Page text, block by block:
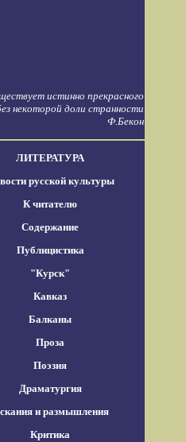
истинно прекрасного
некоторой доли странности
Ф.Бекон
ЛИТЕРАТУРА
русской культуры
К читателю
Содержание
Публицистика
"Курск"
Кавказ
Балканы
Проза
Поэзия
Драматургия
и размышления
Критика